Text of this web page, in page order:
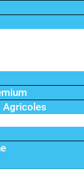
Agricoles